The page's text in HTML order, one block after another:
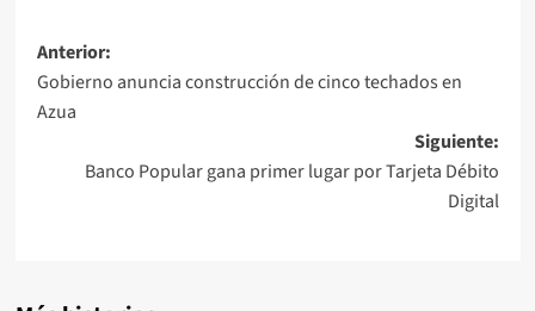
Anterior:
Gobierno anuncia construcción de cinco techados en
Azua
Siguiente:
Banco Popular gana primer lugar por Tarjeta Débito
Digital